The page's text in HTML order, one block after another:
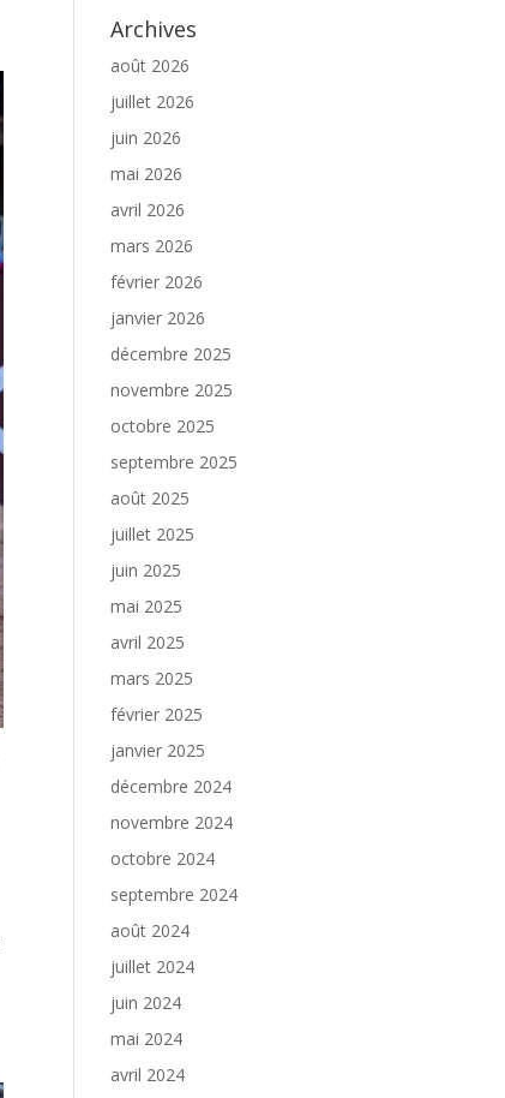
Archives
août 2026
juillet 2026
juin 2026
mai 2026
avril 2026
mars 2026
février 2026
janvier 2026
décembre 2025
novembre 2025
octobre 2025
septembre 2025
août 2025
juillet 2025
juin 2025
mai 2025
avril 2025
mars 2025
février 2025
janvier 2025
décembre 2024
novembre 2024
octobre 2024
septembre 2024
août 2024
juillet 2024
juin 2024
mai 2024
avril 2024